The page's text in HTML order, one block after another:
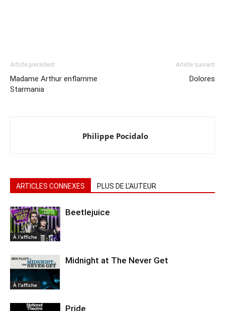
Article précédent
Madame Arthur enflamme
Starmania
Article suivant
Dolores
Philippe Pocidalo
ARTICLES CONNEXES PLUS DE L'AUTEUR
À l'affiche
Beetlejuice
À l'affiche
Midnight at The Never Get
Pride